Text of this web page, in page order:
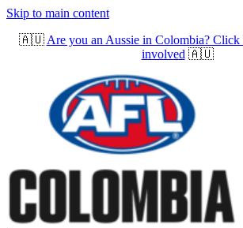
Skip to main content
🇦🇺 Are you an Aussie in Colombia? Click
involved 🇦🇺